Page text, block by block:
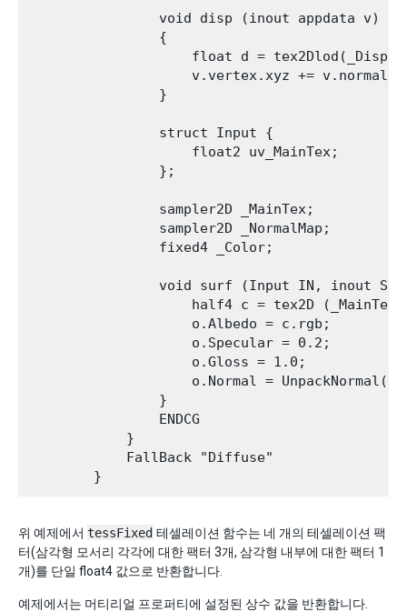
                void disp (inout appdata v)
                {
float d =
v.vertex.xyz += v.normal
                }
                struct Input {
                    float2 uv_MainTex;
                };
                sampler2D _MainTex;
                sampler2D _NormalMap;
                fixed4 _Color;
void surf (Input IN, inout
half4 c = tex2D
                    o.Albedo = c.rgb;
                    o.Specular = 0.2;
                    o.Gloss = 1.0;
o.Normal =
                }
                ENDCG
            }
            FallBack "Diffuse"
위 예제에서 tessFixed 테셀레이션 함수는 네 개의 테셀레이션 팩
터(삼각형 모서리 각각에 대한 팩터 3개, 삼각형 내부에 대한 팩터 1
개)를 단일 float4 값으로 반환합니다.
예제에서는 머티리얼 프로퍼티에 설정된 상수 값을 반환합니다.